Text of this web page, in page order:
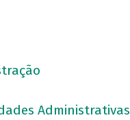
Administrativas